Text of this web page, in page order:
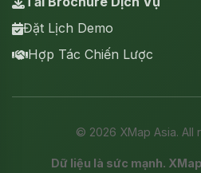
Đặt Lịch Demo
Hợp Tác Chiến Lược
© 2026 XMap Asia. All
Dữ liệu là sức mạnh.